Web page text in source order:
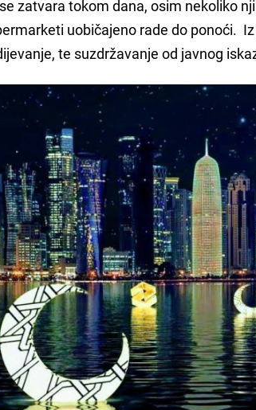
zatvara tokom dana, osim nekoliko
uobičajeno rade do ponoći.
te suzdržavanje od javnog